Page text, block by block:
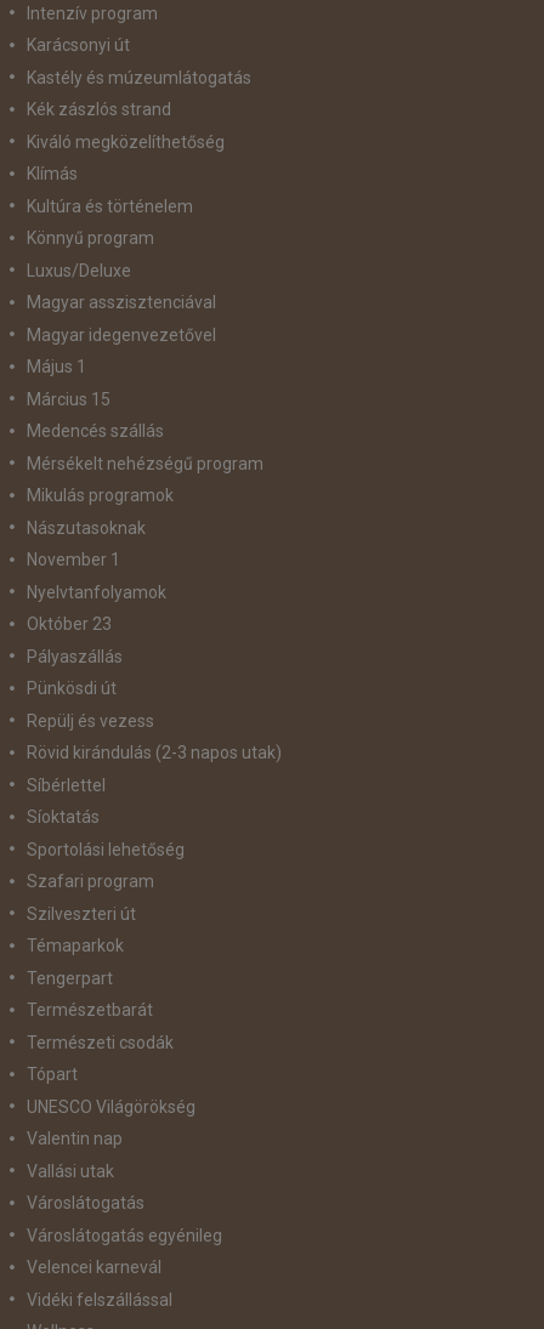
Intenzív program
Karácsonyi út
Kastély és múzeumlátogatás
Kék zászlós strand
Kiváló megközelíthetőség
Klímás
Kultúra és történelem
Könnyű program
Luxus/Deluxe
Magyar asszisztenciával
Magyar idegenvezetővel
Május 1
Március 15
Medencés szállás
Mérsékelt nehézségű program
Mikulás programok
Nászutasoknak
November 1
Nyelvtanfolyamok
Október 23
Pályaszállás
Pünkösdi út
Repülj és vezess
Rövid kirándulás (2-3 napos utak)
Síbérlettel
Síoktatás
Sportolási lehetőség
Szafari program
Szilveszteri út
Témaparkok
Tengerpart
Természetbarát
Természeti csodák
Tópart
UNESCO Világörökség
Valentin nap
Vallási utak
Városlátogatás
Városlátogatás egyénileg
Velencei karnevál
Vidéki felszállással